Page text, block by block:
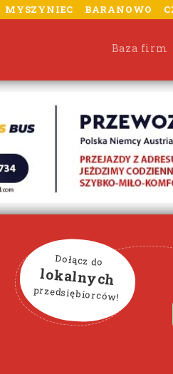
MYSZYNIEC BARANOWO
Baza firm
Dołącz do
lokalnych
przedsiębiorców!